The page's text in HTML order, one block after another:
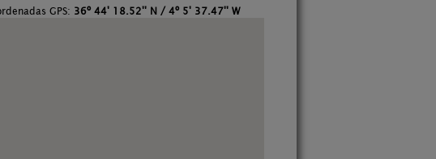
GPS: 36º 44' 18.52'' N / 4º 5' 37.47'' W